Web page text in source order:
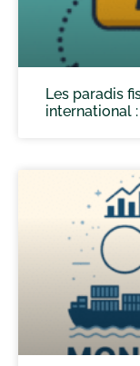
Les paradis
international